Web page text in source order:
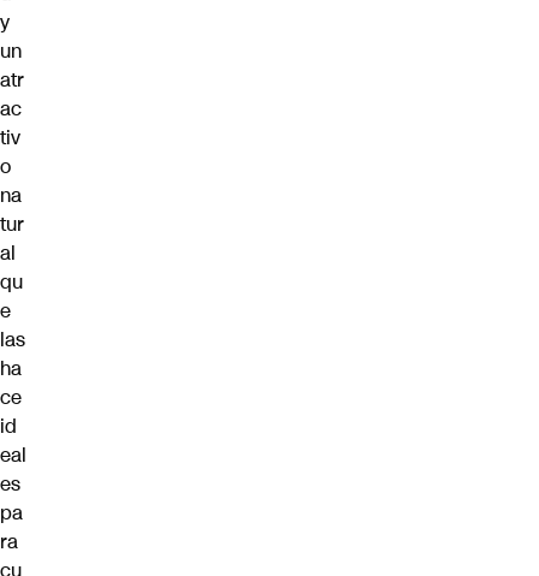
y
un
atr
ac
tiv
o
na
tur
al
qu
e
las
ha
ce
id
eal
es
pa
ra